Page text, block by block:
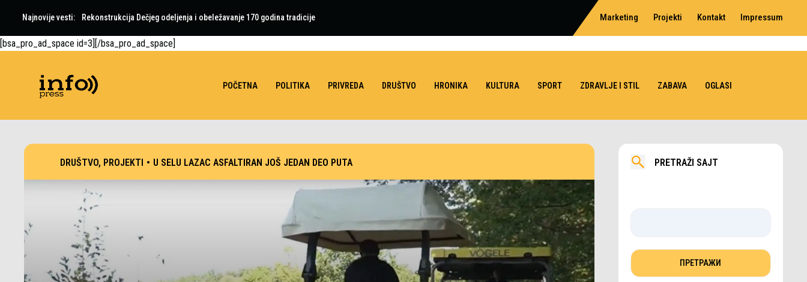
Najnovije vesti: Rekonstrukcija Dečjeg odeljenja i obeležavanje 170 godina tradicije Marketing Projekti Kontakt Impressum
[bsa_pro_ad_space id=3][/bsa_pro_ad_space]
POČETNA POLITIKA PRIVREDA DRUŠTVO HRONIKA KULTURA SPORT ZDRAVLJE I STIL ZABAVA OGLASI
DRUŠTVO, PROJEKTI • U SELU LAZAC ASFALTIRAN JOŠ JEDAN DEO PUTA PRETRAŽI SAJT